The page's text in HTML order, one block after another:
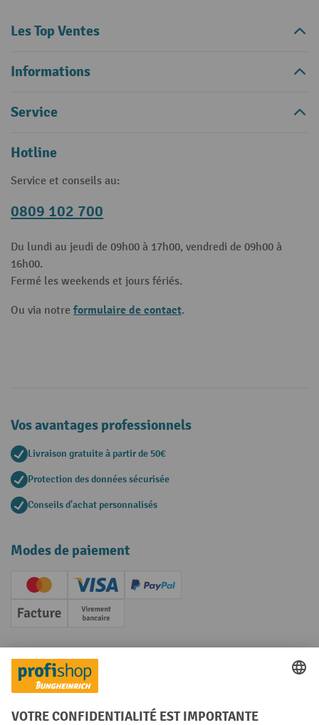
Les Top Ventes
Informations
Service
Hotline
Service et conseils au:
0809 102 700
Du lundi au jeudi de 09h00 à 17h00, vendredi de 09h00 à
16h00.
Fermé les weekends et jours fériés.
Ou via notre formulaire de contact.
Vos avantages professionnels
Livraison gratuite à partir de 50€
Protection des données sécurisée
Conseils d'achat personnalisés
Modes de paiement
Creditcard (Master)Creditcard (Visa)
PayPal
Facture Paiement anticipé
Réseaux sociaux
Facebook
YouTube
LinkedInInstagram